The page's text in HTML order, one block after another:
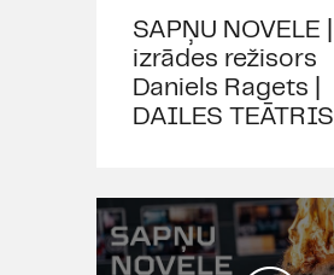
SAPŅU NOVELE |
izrādes režisors
Daniels Ragets |
DAILES TEĀTRIS